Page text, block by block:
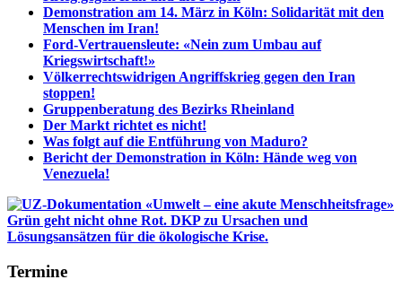
Demonstration am 14. März in Köln: Solidarität mit den
Menschen im Iran!
Ford-Vertrauensleute: «Nein zum Umbau auf
Kriegswirtschaft!»
Völkerrechtswidrigen Angriffskrieg gegen den Iran
stoppen!
Gruppenberatung des Bezirks Rheinland
Der Markt richtet es nicht!
Was folgt auf die Entführung von Maduro?
Bericht der Demonstration in Köln: Hände weg von
Venezuela!
Termine